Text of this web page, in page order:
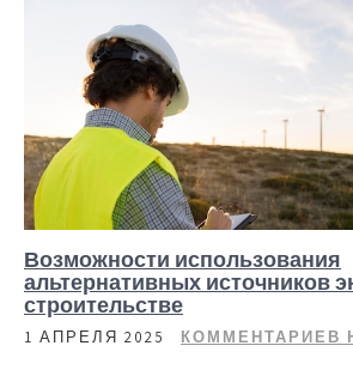
Возможности использования
альтернативных источников
строительстве
1 АПРЕЛЯ 2025 КОММЕНТАРИЕВ